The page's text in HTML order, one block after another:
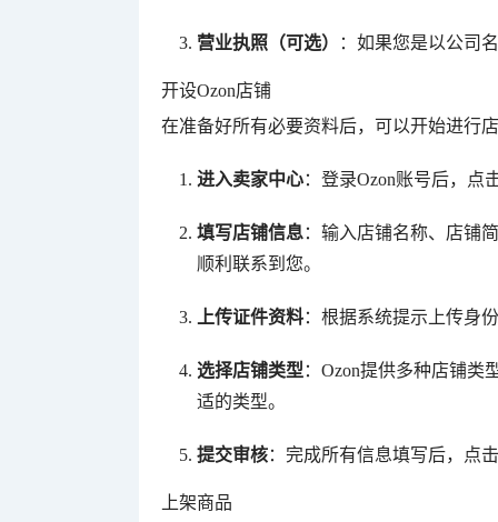
营业执照（可选） ：如果您是以公司
开设Ozon店铺
在准备好所有必要资料后，可以开始进行
进入卖家中心：登录Ozon账号后，点
填写店铺信息：输入店铺名称、店铺
顺利联系到您。
上传证件资料：根据系统提示上传身
选择店铺类型 ：Ozon提供多种店铺类
适的类型。
提交审核：完成所有信息填写后，点
上架商品